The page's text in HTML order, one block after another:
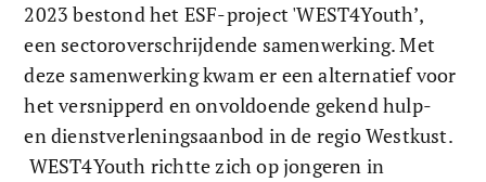
2023 bestond het ESF-project 'WEST4Youth’,
een sectoroverschrijdende samenwerking. Met
deze samenwerking kwam er een alternatief voor
het versnipperd en onvoldoende gekend hulp-
en dienstverleningsaanbod in de regio Westkust.
WEST4Youth richtte zich op jongeren in